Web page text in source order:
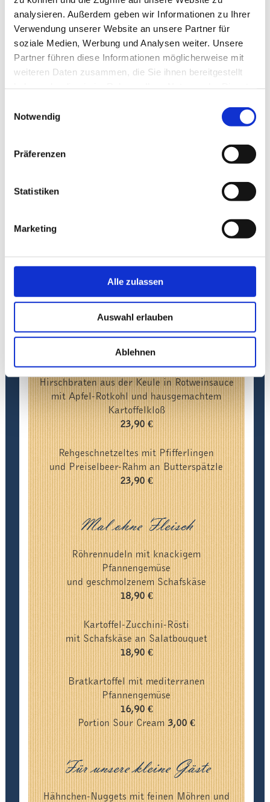
analysieren. Außerdem geben wir Informationen zu Ihrer
Verwendung unserer Website an unsere Partner für
soziale Medien, Werbung und Analysen weiter. Unsere
Partner führen diese Informationen möglicherweise mit
weiteren Daten zusammen, die Sie ihnen bereitgestellt
Notwendig
Präferenzen
Statistiken
Marketing
Alle zulassen
Auswahl erlauben
Ablehnen
Schweineschnitzel "Wiener Art" mit
Preiselbeeren,
frischem Marktgemüse und Bratkartoffeln
19,90 €
Hähnchenbruststreifen mit Blattspinat und
knackigem Gemüse in Tomaten-Kräuterrahm
Hausgemachte klassische Rinder-Roulade
mit Apfel-Rotkohl und Kartoffelkloß
Ganz wilde Sachen
Hirschbraten aus der Keule in Rotweinsauce
mit Apfel-Rotkohl und hausgemachtem
Kartoffelkloß
23,90 €
Rehgeschnetzeltes mit Pfifferlingen
und Preiselbeer-Rahm an Butterspätzle
23,90 €
Mal ohne Fleisch
Röhrennudeln mit knackigem
Pfannengemüse
und geschmolzenem Schafskäse
18,90 €
Kartoffel-Zucchini-Rösti
mit Schafskäse an Salatbouquet
18,90 €
Bratkartoffel mit mediterranen
Pfannengemüse
16,90 €
Portion Sour Cream 3,00 €
Für unsere kleine Gäste
Hähnchen-Nuggets mit feinen Möhren und